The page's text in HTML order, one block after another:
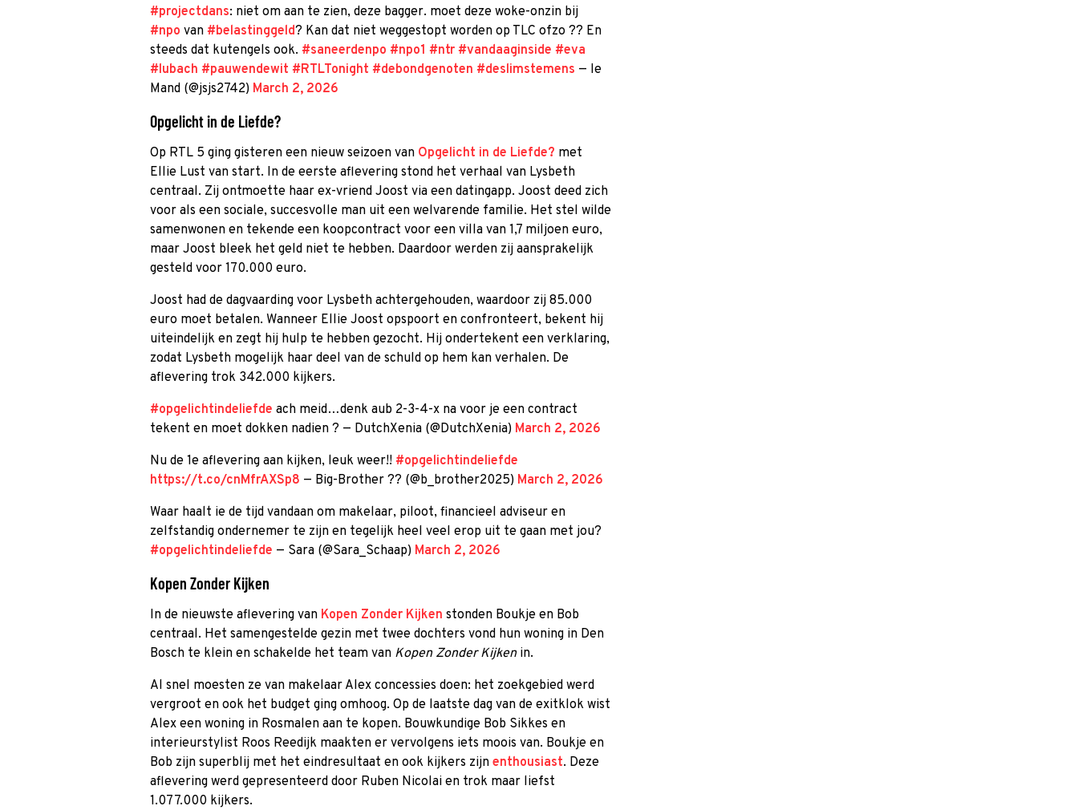
#projectdans: niet om aan te zien, deze bagger. moet deze woke-onzin bij
#npo van #belastinggeld? Kan dat niet weggestopt worden op TLC ofzo ?? En
steeds dat kutengels ook. #saneerdenpo #npo1 #ntr #vandaaginside #eva
#lubach #pauwendewit #RTLTonight #debondgenoten #deslimstemens — Ie
Mand (@jsjs2742) March 2, 2026
Opgelicht in de Liefde?
Op RTL 5 ging gisteren een nieuw seizoen van Opgelicht in de Liefde? met
Ellie Lust van start. In de eerste aflevering stond het verhaal van Lysbeth
centraal. Zij ontmoette haar ex-vriend Joost via een datingapp. Joost deed zich
voor als een sociale, succesvolle man uit een welvarende familie. Het stel wilde
samenwonen en tekende een koopcontract voor een villa van 1,7 miljoen euro,
maar Joost bleek het geld niet te hebben. Daardoor werden zij aansprakelijk
gesteld voor 170.000 euro.
Joost had de dagvaarding voor Lysbeth achtergehouden, waardoor zij 85.000
euro moet betalen. Wanneer Ellie Joost opspoort en confronteert, bekent hij
uiteindelijk en zegt hij hulp te hebben gezocht. Hij ondertekent een verklaring,
zodat Lysbeth mogelijk haar deel van de schuld op hem kan verhalen. De
aflevering trok 342.000 kijkers.
#opgelichtindeliefde ach meid…denk aub 2-3-4-x na voor je een contract
tekent en moet dokken nadien ? — DutchXenia (@DutchXenia) March 2, 2026
Nu de 1e aflevering aan kijken, leuk weer!! #opgelichtindeliefde
https://t.co/cnMfrAXSp8 — Big-Brother ?? (@b_brother2025) March 2, 2026
Waar haalt ie de tijd vandaan om makelaar, piloot, financieel adviseur en
zelfstandig ondernemer te zijn en tegelijk heel veel erop uit te gaan met jou?
#opgelichtindeliefde — Sara (@Sara_Schaap) March 2, 2026
Kopen Zonder Kijken
In de nieuwste aflevering van Kopen Zonder Kijken stonden Boukje en Bob
centraal. Het samengestelde gezin met twee dochters vond hun woning in Den
Bosch te klein en schakelde het team van Kopen Zonder Kijkenin.
Al snel moesten ze van makelaar Alex concessies doen: het zoekgebied werd
vergroot en ook het budget ging omhoog. Op de laatste dag van de exitklok wist
Alex een woning in Rosmalen aan te kopen. Bouwkundige Bob Sikkes en
interieurstylist Roos Reedijk maakten er vervolgens iets moois van. Boukje en
Bob zijn superblij met het eindresultaat en ook kijkers zijn enthousiast. Deze
aflevering werd gepresenteerd door Ruben Nicolai en trok maar liefst
1.077.000 kijkers.